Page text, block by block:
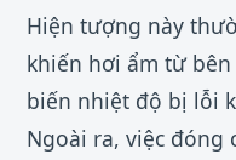
Hiện tượng này
khiến hơi ẩm từ
biến nhiệt độ bị lỗi
Ngoài ra, việc đóng